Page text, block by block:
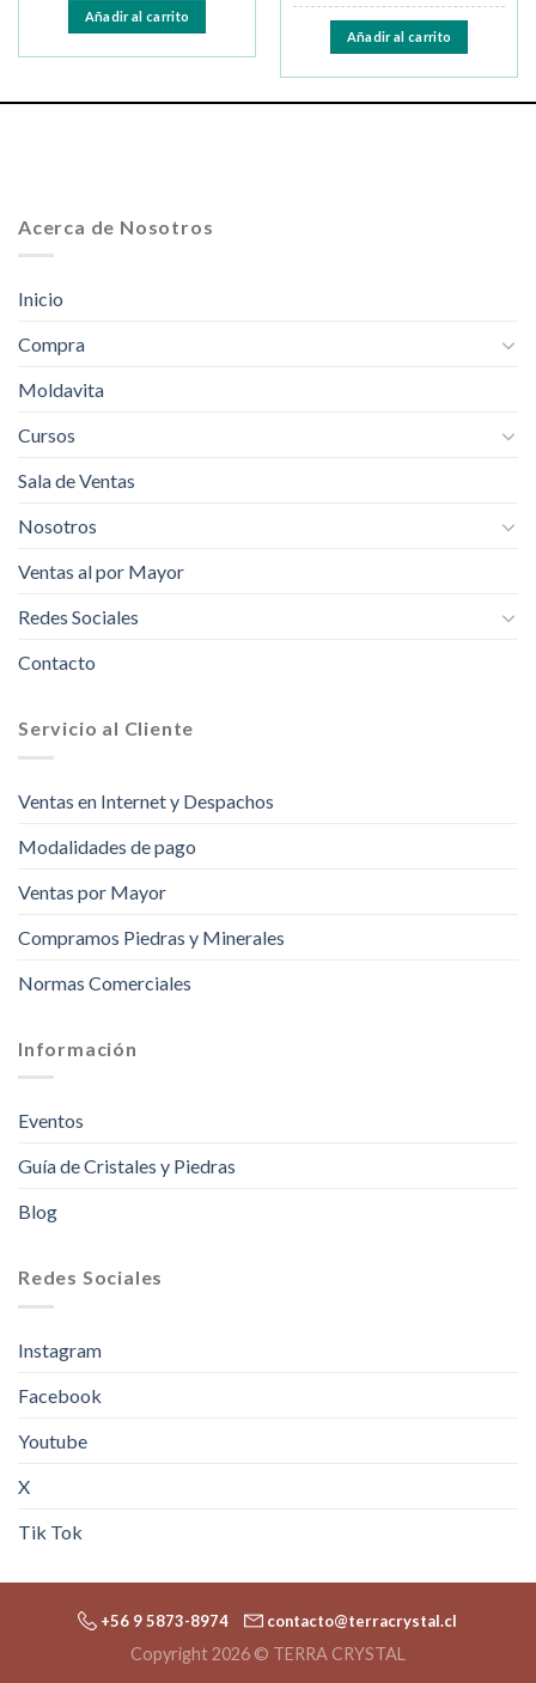
Añadir al carrito
Añadir al carrito
Acerca de Nosotros
Inicio
Compra
Moldavita
Cursos
Sala de Ventas
Nosotros
Ventas al por Mayor
Redes Sociales
Contacto
Servicio al Cliente
Ventas en Internet y Despachos
Modalidades de pago
Ventas por Mayor
Compramos Piedras y Minerales
Normas Comerciales
Información
Eventos
Guía de Cristales y Piedras
Blog
Redes Sociales
Instagram
Facebook
Youtube
X
Tik Tok
+56 9 5873-8974 contacto@terracrystal.cl
Copyright 2026 © TERRA CRYSTAL